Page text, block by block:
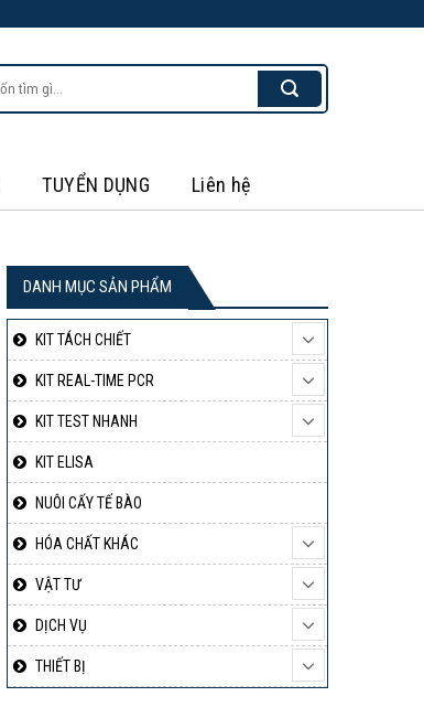
TUYỂN DỤNG Liên hệ
DANH MỤC SẢN PHẨM
KIT TÁCH CHIẾT
KIT REAL-TIME PCR
KIT TEST NHANH
KIT ELISA
NUÔI CẤY TẾ BÀO
HÓA CHẤT KHÁC
VẬT TƯ
DỊCH VỤ
THIẾT BỊ